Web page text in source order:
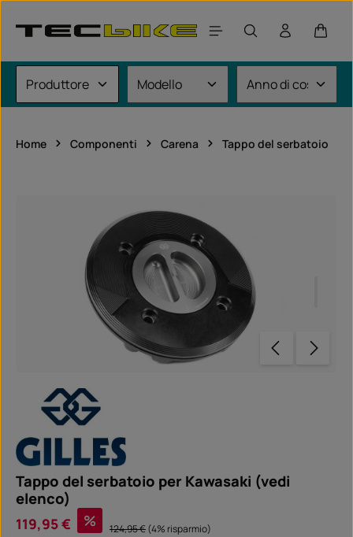
Il
Home Componenti Carena Tappo del serbatoio
Tappo del serbatoio per Kawasaki (vedi
elenco)
Prezzo di vendita:
119,95 € % Prezzo normale:
124,95 €(4% risparmio)